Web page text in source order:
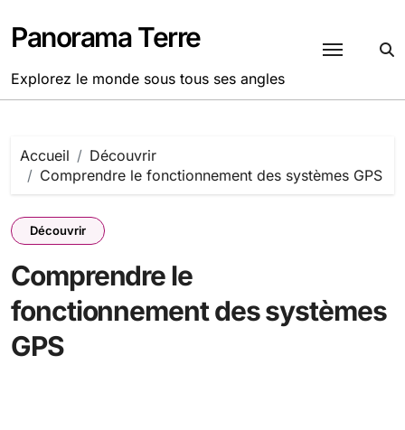
au
contenu
Panorama Terre
Explorez le monde sous tous ses angles
Accueil
Découvrir
Comprendre le fonctionnement des systèmes GPS
Découvrir
Comprendre le
fonctionnement des systèmes
GPS